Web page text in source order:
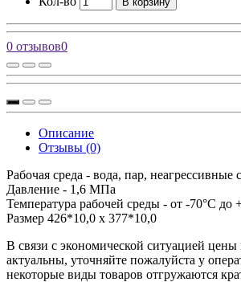
0 отзывов0
Описание
Отзывы (0)
Рабочая среда - вода, пар, неагрессивные
Давление - 1,6 МПа
Температура рабочей среды - от -70°С до
Размер 426*10,0 х 377*10,0
В связи с экономической ситуацией цены
актуальны, уточняйте пожалуйста у
некоторые виды товаров отгружаются